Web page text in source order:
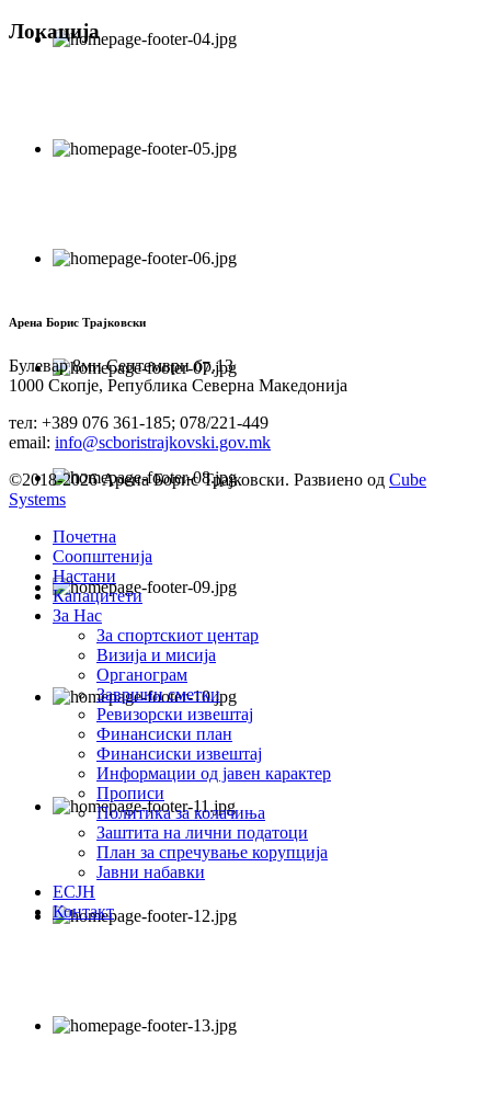
Локација
Арена Борис Трајковски
Булевар 8ми Септември бр.13
1000 Скопје, Република Северна Македонија
тел: +389 076 361-185; 078/221-449
email: info@scboristrajkovski.gov.mk
©2018-2026 Арена Борис Трајковски. Развиено од Cube
Systems
Почетна
Соопштенија
Настани
Капацитети
За Нас
За спортскиот центар
Визија и мисија
Органограм
Завршни сметки
Ревизорски извештај
Финансиски план
Финансиски извештај
Информации од јавен карактер
Прописи
Политика за колачиња
Заштита на лични податоци
План за спречување корупција
Јавни набавки
ЕСЈН
Контакт